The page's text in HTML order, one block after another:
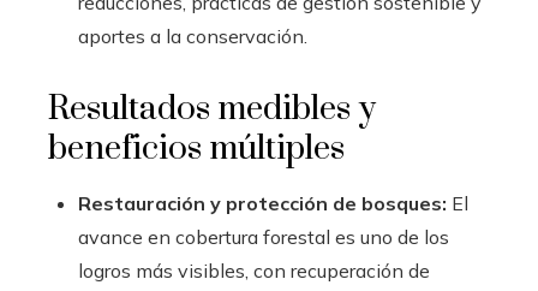
aportes a la conservación.
Resultados medibles y
beneficios múltiples
Restauración y protección de bosques: El
avance en cobertura forestal es uno de los
logros más visibles, con recuperación de